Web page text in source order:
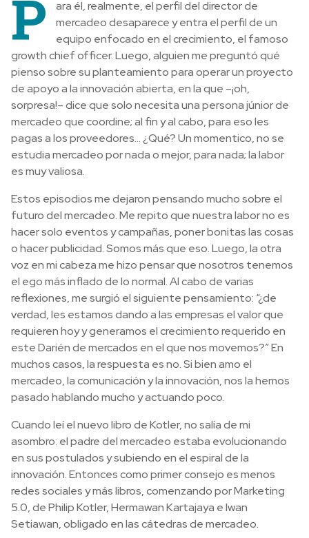
P
ara él, realmente, el perfil del director de
mercadeo desaparece y entra el perfil de un
equipo enfocado en el crecimiento, el famoso
growth chief officer. Luego, alguien me preguntó qué
pienso sobre su planteamiento para operar un proyecto
de apoyo a la innovación abierta, en la que –¡oh,
sorpresa!– dice que solo necesita una persona júnior de
mercadeo que coordine; al fin y al cabo, para eso les
pagas a los proveedores… ¿Qué? Un momentico, no se
estudia mercadeo por nada o mejor, para nada; la labor
es muy valiosa.
Estos episodios me dejaron pensando mucho sobre el
futuro del mercadeo. Me repito que nuestra labor no es
hacer solo eventos y campañas, poner bonitas las cosas
o hacer publicidad. Somos más que eso. Luego, la otra
voz en mi cabeza me hizo pensar que nosotros tenemos
el ego más inflado de lo normal. Al cabo de varias
reflexiones, me surgió el siguiente pensamiento: “¿de
verdad, les estamos dando a las empresas el valor que
requieren hoy y generamos el crecimiento requerido en
este Darién de mercados en el que nos movemos?” En
muchos casos, la respuesta es no. Si bien amo el
mercadeo, la comunicación y la innovación, nos la hemos
pasado hablando mucho y actuando poco.
Cuando leí el nuevo libro de Kotler, no salía de mi
asombro: el padre del mercadeo estaba evolucionando
en sus postulados y subiendo en el espiral de la
innovación. Entonces como primer consejo es menos
redes sociales y más libros, comenzando por Marketing
5.0, de Philip Kotler, Hermawan Kartajaya e Iwan
Setiawan, obligado en las cátedras de mercadeo.